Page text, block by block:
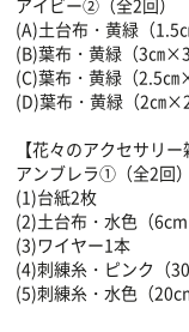
アイビー②（全2回）
(A)土台布・黄緑（
(B)葉布・黄緑（3㎝
(C)葉布・黄緑（2.5
(D)葉布・黄緑（2㎝
【花々のアクセサリー
アンブレラ①（全2回）
(1)台紙2枚
(2)土台布・水色（
(3)ワイヤー1本
(4)刺練糸・ピンク（
(5)刺練糸・水色（